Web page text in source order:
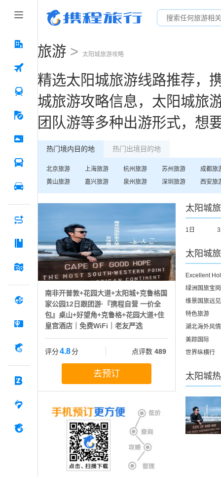
旅游 > 太阳城旅游攻略
精选太阳城旅游线路推荐，
城旅游攻略信息， 太阳城旅
团队游等多种出游形式，想
热门境内目的地 热门出境目的地
北京旅游 上海旅游 杭州旅游 苏州旅游 成都旅
黄山旅游 嘉兴旅游 泉州旅游 深圳 旅游 西安旅
南非开普敦+花园大道+太阳城+克鲁格国
家公园12日跟团游·『携程自营 一价全
包』桌山+好望角+克鲁格+花园大道+住
皇宫酒店｜免费WiFi｜老友严选
评分4.8分 点评数 489
去预订
太阳城
1日
太阳城
Excellent
绿洲国旅宝
维景国旅远
特色旅游
湖北海外风
美踪国际
世界纵横行
太阳城